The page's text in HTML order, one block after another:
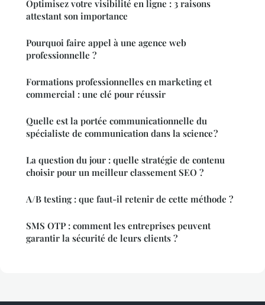
Optimisez votre visibilité en ligne : 3 raisons
attestant son importance
Pourquoi faire appel à une agence web
professionnelle ?
Formations professionnelles en marketing et
commercial : une clé pour réussir
Quelle est la portée communicationnelle du
spécialiste de communication dans la science ?
La question du jour : quelle stratégie de contenu
choisir pour un meilleur classement SEO ?
A/B testing : que faut-il retenir de cette méthode ?
SMS OTP : comment les entreprises peuvent
garantir la sécurité de leurs clients ?